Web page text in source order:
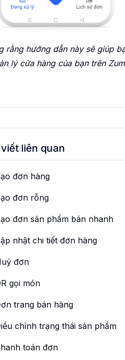
rằng hướng dẫn này sẽ giúp
lý cửa hàng của bạn trên
viết liên quan
đơn hàng
đơn rỗng
đơn sản phẩm bán nhanh
nhật chi tiết đơn hàng
đơn
gọi món
trang bán hàng
chỉnh trạng thái sản phẩm
toán đơn